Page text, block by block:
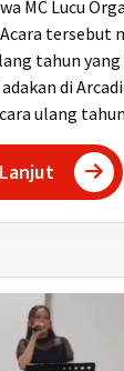
MC Lucu
tersebut
tahun yang
di
ulang